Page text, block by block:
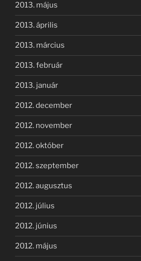
2013. május
2013. április
2013. március
2013. február
2013. január
2012. december
2012. november
2012. október
2012. szeptember
2012. augusztus
2012. július
2012. június
2012. május